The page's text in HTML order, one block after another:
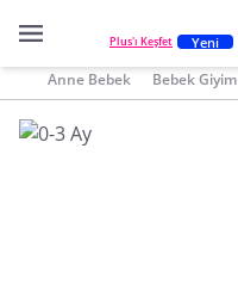
Plus'ı Keşfet Yeni
Anne Bebek Bebek Giyim